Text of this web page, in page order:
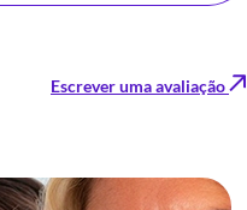
Escrever uma avaliação